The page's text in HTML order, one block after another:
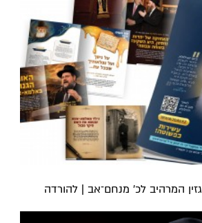
המרהיב לכ’ מנחם־אב | להורדה